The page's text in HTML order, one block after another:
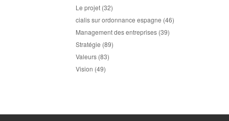
Le projet (32)
cialis sur ordonnance espagne (46)
Management des entreprises (39)
Stratégie (89)
Valeurs (83)
Vision (49)